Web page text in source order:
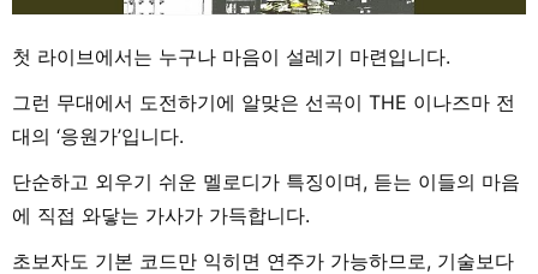
첫 라이브에서는 누구나 마음이 설레기 마련입니다.
그런 무대에서 도전하기에 알맞은 선곡이 THE 이나즈마 전
대의 ‘응원가’입니다.
단순하고 외우기 쉬운 멜로디가 특징이며, 듣는 이들의 마음
에 직접 와닿는 가사가 가득합니다.
초보자도 기본 코드만 익히면 연주가 가능하므로, 기술보다